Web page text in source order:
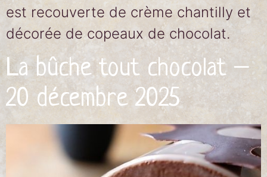
est recouverte de crème chantilly et
décorée de copeaux de chocolat.
La bûche tout chocolat –
20 décembre 2025